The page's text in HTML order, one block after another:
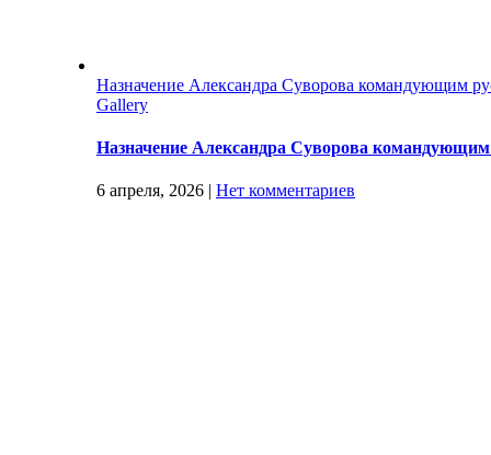
Назначение Александра Суворова командующим
Gallery
Назначение Александра Суворова
6 апреля, 2026 Нет комментариев